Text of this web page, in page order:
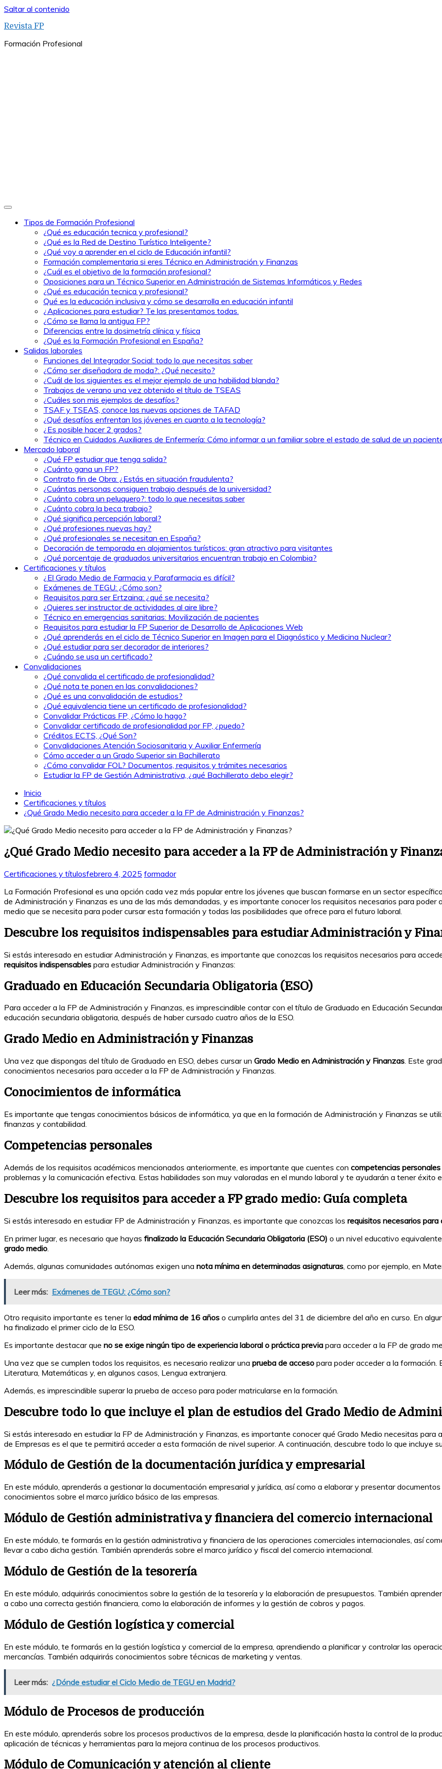
Saltar al contenido
Revista FP
Formación Profesional
Tipos de Formación Profesional
¿Qué es educación tecnica y profesional?
¿Qué es la Red de Destino Turístico Inteligente?
¿Qué voy a aprender en el ciclo de Educación infantil?
Formación complementaria si eres Técnico en Administración y Finanzas
¿Cuál es el objetivo de la formación profesional?
Oposiciones para un Técnico Superior en Administración de Sistemas Informáticos y Redes
¿Qué es educación tecnica y profesional?
Qué es la educación inclusiva y cómo se desarrolla en educación infantil
¿Aplicaciones para estudiar? Te las presentamos todas.
¿Cómo se llama la antigua FP?
Diferencias entre la dosimetría clínica y física
¿Qué es la Formación Profesional en España?
Salidas laborales
Funciones del Integrador Social: todo lo que necesitas saber
¿Cómo ser diseñadora de moda?: ¿Qué necesito?
¿Cuál de los siguientes es el mejor ejemplo de una habilidad blanda?
Trabajos de verano una vez obtenido el título de TSEAS
¿Cuáles son mis ejemplos de desafíos?
TSAF y TSEAS, conoce las nuevas opciones de TAFAD
¿Qué desafíos enfrentan los jóvenes en cuanto a la tecnología?
¿Es posible hacer 2 grados?
Técnico en Cuidados Auxiliares de Enfermería: Cómo informar a un familiar sobre el estado de salud de un
Mercado laboral
¿Qué FP estudiar que tenga salida?
¿Cuánto gana un FP?
Contrato fin de Obra: ¿Estás en situación fraudulenta?
¿Cuántas personas consiguen trabajo después de la universidad?
¿Cuánto cobra un peluquero?: todo lo que necesitas saber
¿Cuánto cobra la beca trabajo?
¿Qué significa percepción laboral?
¿Qué profesiones nuevas hay?
¿Qué profesionales se necesitan en España?
Decoración de temporada en alojamientos turísticos: gran atractivo para visitantes
¿Qué porcentaje de graduados universitarios encuentran trabajo en Colombia?
Certificaciones y títulos
¿El Grado Medio de Farmacia y Parafarmacia es difícil?
Exámenes de TEGU: ¿Cómo son?
Requisitos para ser Ertzaina: ¿qué se necesita?
¿Quieres ser instructor de actividades al aire libre?
Técnico en emergencias sanitarias: Movilización de pacientes
Requisitos para estudiar la FP Superior de Desarrollo de Aplicaciones Web
¿Qué aprenderás en el ciclo de Técnico Superior en Imagen para el Diagnóstico y Medicina Nuclear?
¿Qué estudiar para ser decorador de interiores?
¿Cuándo se usa un certificado?
Convalidaciones
¿Qué convalida el certificado de profesionalidad?
¿Qué nota te ponen en las convalidaciones?
¿Qué es una convalidación de estudios?
¿Qué equivalencia tiene un certificado de profesionalidad?
Convalidar Prácticas FP, ¿Cómo lo hago?
Convalidar certificado de profesionalidad por FP, ¿puedo?
Créditos ECTS, ¿Qué Son?
Convalidaciones Atención Sociosanitaria y Auxiliar Enfermería
Cómo acceder a un Grado Superior sin Bachillerato
¿Cómo convalidar FOL? Documentos, requisitos y trámites necesarios
Estudiar la FP de Gestión Administrativa, ¿qué Bachillerato debo elegir?
Inicio
Certificaciones y títulos
¿Qué Grado Medio necesito para acceder a la FP de Administración y Finanzas?
¿Qué Grado Medio necesito para acceder a la FP de Administración y
Certificaciones y títulosfebrero 4, 2025 formador
La Formación Profesional es una opción cada vez más popular entre los jóvenes que buscan formarse en un sector
de Administración y Finanzas es una de las más demandadas, y es importante conocer los requisitos necesarios para poder
medio que se necesita para poder cursar esta formación y todas las posibilidades que ofrece para el futuro laboral.
Descubre los requisitos indispensables para estudiar Administración y
Si estás interesado en estudiar Administración y Finanzas, es importante que conozcas los requisitos necesarios para
requisitos indispensables para estudiar Administración y Finanzas:
Graduado en Educación Secundaria Obligatoria (ESO)
Para acceder a la FP de Administración y Finanzas, es imprescindible contar con el título de Graduado en Educación
educación secundaria obligatoria, después de haber cursado cuatro años de la ESO.
Grado Medio en Administración y Finanzas
Una vez que dispongas del título de Graduado en ESO, debes cursar un Grado Medio en Administración y Finanzas. Este
conocimientos necesarios para acceder a la FP de Administración y Finanzas.
Conocimientos de informática
Es importante que tengas conocimientos básicos de informática, ya que en la formación de Administración y Finanzas se
finanzas y contabilidad.
Competencias personales
Además de los requisitos académicos mencionados anteriormente, es importante que cuentes con competencias personales
problemas y la comunicación efectiva. Estas habilidades son muy valoradas en el mundo laboral y te ayudarán a tener éxito
Descubre los requisitos para acceder a FP grado medio: Guía completa
Si estás interesado en estudiar FP de Administración y Finanzas, es importante que conozcas los requisitos necesarios para
En primer lugar, es necesario que hayas finalizado la Educación Secundaria Obligatoria (ESO) o un nivel educativo
grado medio
Además, algunas comunidades autónomas exigen una nota mínima en determinadas asignaturas , como por ejemplo, en
Leer más: Exámenes de TEGU: ¿Cómo son?
Otro requisito importante es tener la edad mínima de 16 años o cumplirla antes del 31 de diciembre del año en curso. En
ha finalizado el primer ciclo de la ESO.
Es importante destacar que no se exige ningún tipo de experiencia laboral o práctica previa para acceder a la FP de grado
Una vez que se cumplen todos los requisitos, es necesario realizar una prueba de acceso para poder acceder a la
Literatura, Matemáticas y, en algunos casos, Lengua extranjera.
Además, es imprescindible superar la prueba de acceso para poder matricularse en la formación.
Descubre todo lo que incluye el plan de estudios del Grado Medio de
Si estás interesado en estudiar la FP de Administración y Finanzas, es importante conocer qué Grado Medio necesitas para
de Empresas es el que te permitirá acceder a esta formación de nivel superior. A continuación, descubre todo lo que incluye
Módulo de Gestión de la documentación jurídica y empresarial
En este módulo, aprenderás a gestionar la documentación empresarial y jurídica, así como a elaborar y presentar
conocimientos sobre el marco jurídico básico de las empresas.
Módulo de Gestión administrativa y financiera del comercio internacional
En este módulo, te formarás en la gestión administrativa y financiera de las operaciones comerciales internacionales, así
llevar a cabo dicha gestión. También aprenderás sobre el marco jurídico y fiscal del comercio internacional.
Módulo de Gestión de la tesorería
En este módulo, adquirirás conocimientos sobre la gestión de la tesorería y la elaboración de presupuestos. También
a cabo una correcta gestión financiera, como la elaboración de informes y la gestión de cobros y pagos.
Módulo de Gestión logística y comercial
En este módulo, te formarás en la gestión logística y comercial de la empresa, aprendiendo a planificar y controlar las
mercancías. También adquirirás conocimientos sobre técnicas de marketing y ventas.
Leer más: ¿Dónde estudiar el Ciclo Medio de TEGU en Madrid?
Módulo de Procesos de producción
En este módulo, aprenderás sobre los procesos productivos de la empresa, desde la planificación hasta la control de la
aplicación de técnicas y herramientas para la mejora continua de los procesos productivos.
Módulo de Comunicación y atención al cliente